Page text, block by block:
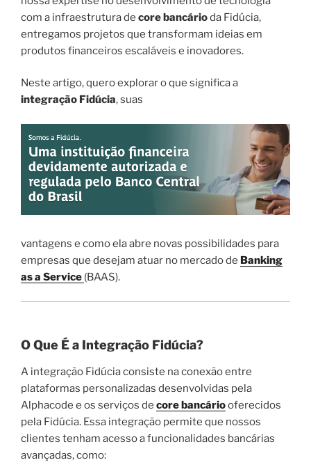
com a infraestrutura de core bancárioda Fidúcia,
entregamos projetos que transformam ideias em
produtos financeiros escaláveis e inovadores.
Neste artigo, quero explorar o que significa a
integração Fidúcia, suas
vantagens e como ela abre novas possibilidades para
empresas que desejam atuar no mercado de Banking
as a Service (BAAS).
O Que É a Integração Fidúcia?
A integração Fidúcia consiste na conexão entre
plataformas personalizadas desenvolvidas pela
Alphacode e os serviços de core bancáriooferecidos
pela Fidúcia. Essa integração permite que nossos
clientes tenham acesso a funcionalidades bancárias
avançadas, como: